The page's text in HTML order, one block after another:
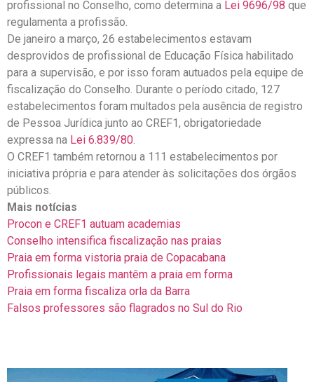
profissional no Conselho, como determina a Lei 9696/98 que
regulamenta a profissão.
De janeiro a março, 26 estabelecimentos estavam
desprovidos de profissional de Educação Física habilitado
para a supervisão, e por isso foram autuados pela equipe de
fiscalização do Conselho. Durante o período citado, 127
estabelecimentos foram multados pela ausência de registro
de Pessoa Jurídica junto ao CREF1, obrigatoriedade
expressa na Lei 6.839/80.
O CREF1 também retornou a 111 estabelecimentos por
iniciativa própria e para atender às solicitações dos órgãos
públicos.
Mais notícias
Procon e CREF1 autuam academias
Conselho intensifica fiscalização nas praias
Praia em forma vistoria praia de Copacabana
Profissionais legais mantêm a praia em forma
Praia em forma fiscaliza orla da Barra
Falsos professores são flagrados no Sul do Rio